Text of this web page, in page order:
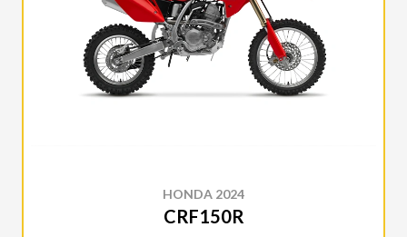
HONDA 2024
CRF150R